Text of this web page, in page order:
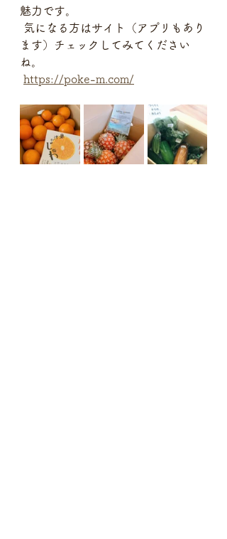
魅力です。
ます）チェックしてみてください
ね。
https://poke-m.com/